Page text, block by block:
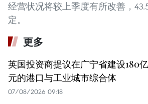
经营状况将较上季度有所改善，
定。
更多
英国投资商提议在广宁省建设180
元的港口与工业城市综合体
07/08/2026 09:18